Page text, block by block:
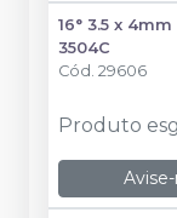
16° 3.5 x 4mm
3504C
Cód. 29606
Produto